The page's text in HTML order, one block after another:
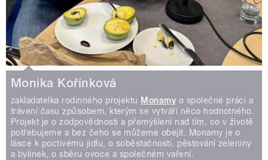
Monika Kořínková
zakladatelka rodinného projektu Monamy o společné práci a
trávení času způsobem, kterým se vytváří něco hodnotného.
Projekt je o zodpovědnosti a přemýšlení nad tím, co v životě
potřebujeme a bez čeho se můžeme obejít. Monamy je o
lásce k poctivému jídlu, o soběstačnosti, pěstování zeleniny
a bylinek, o sběru ovoce a společném vaření.